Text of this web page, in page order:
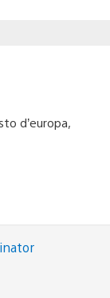
d’europa,